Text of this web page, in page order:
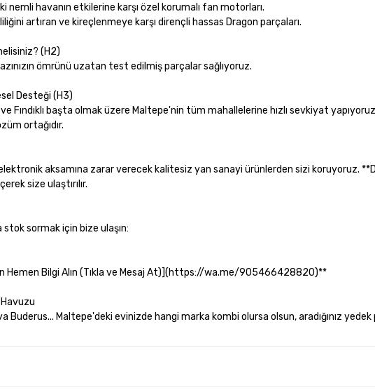
nemli havanın etkilerine karşı özel korumalı fan motorları.
artıran ve kireçlenmeye karşı dirençli hassas Dragon parçaları.
(H2)
ömrünü uzatan test edilmiş parçalar sağlıyoruz.
Desteği (H3)
Fındıklı başta olmak üzere Maltepe'nin tüm mahallelerine hızlı sevkiyat
ortağıdır.
elektronik aksamına zarar verecek kalitesiz yan sanayi ürünlerden sizi koruyoruz.
size ulaştırılır.
stok sormak için bize ulaşın:
Hemen Bilgi Alın (Tıkla ve Mesaj At)](https://wa.me/905466428820)**
Buderus... Maltepe'deki evinizde hangi marka kombi olursa olsun, aradığınız yedek